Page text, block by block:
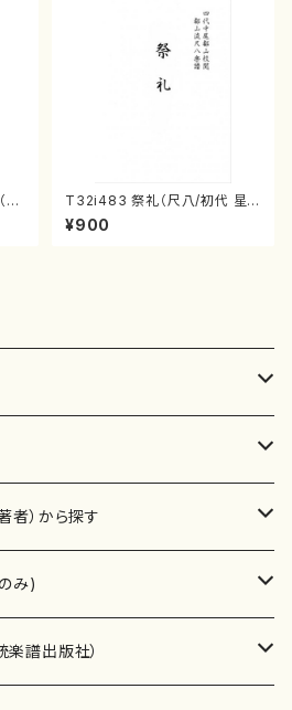
尺
T32i483 祭礼（尺八/初代 星
田一山/楽譜）都山流公刊楽譜曲
番:2191
¥900
者）から探す
み)
奏家
譜出版社）